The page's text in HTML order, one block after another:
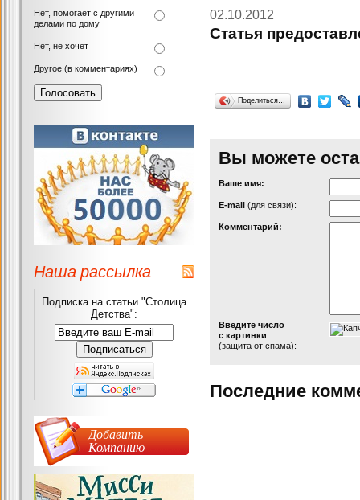
02.10.2012
Статья
Поделиться…
Вы можете
Ваше имя:
Е-mail (для связи):
Комментарий:
Введите число
с картинки
(защита от спама):
Последние
Нет, помогает с другими
делами по дому
Нет, не хочет
Другое (в комментариях)
Наша рассылка
Подписка на статьи "Столица
Детства":
Добавить
Компанию